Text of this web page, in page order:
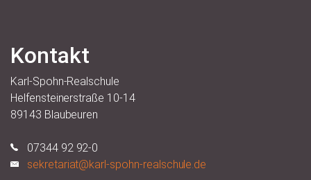
Kontakt
Karl-Spohn-Realschule
Helfensteinerstraße 10-14
89143 Blaubeuren
07344 92 92-0
sekretariat@karl-spohn-realschule.de